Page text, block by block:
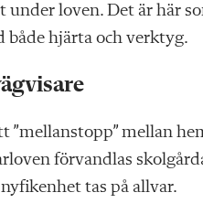
loven. Det är här
hjärta och verktyg.
”mellanstopp” mellan
förvandlas
tas på allvar.